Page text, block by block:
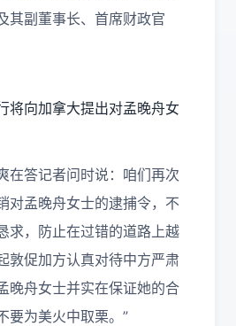
其副董事长、首席财政官
将向加拿大提出对孟晚舟女
在答记者问时说：咱们再次
对孟晚舟女士的逮捕令，不
求，防止在过错的道路上越
敦促加方认真对待中方严肃
晚舟女士并实在保证她的合
要为美火中取栗。”